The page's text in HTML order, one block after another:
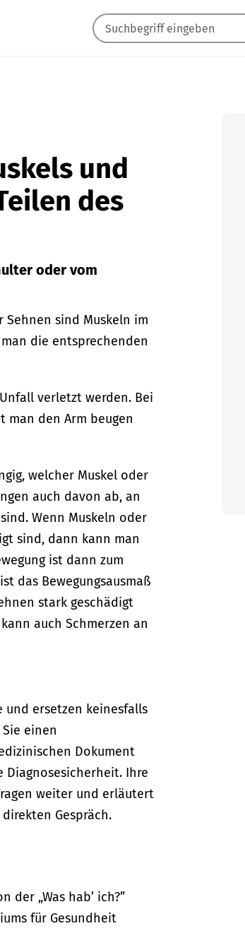
und
des
oder vom
Sehnen sind Muskeln im
die entsprechenden
verletzt werden. Bei
man den Arm beugen
welcher Muskel oder
auch davon ab, an
Wenn Muskeln oder
sind, dann kann man
ist dann zum
das Bewegungsausmaß
stark geschädigt
auch Schmerzen an
ersetzen keinesfalls
einen
Dokument
Diagnosesicherheit. Ihre
weiter und erläutert
Gespräch.
der „Was hab’ ich?”
für Gesundheit